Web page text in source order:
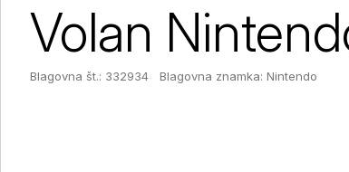
Volan
Blagovna št.: 332934 Blagovna znamka: Nintendo